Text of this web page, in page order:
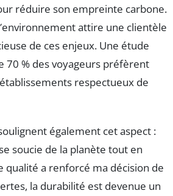
réduire son empreinte carbone.
attire une clientèle
de ces enjeux. Une étude
70 % des voyageurs préfèrent
respectueux de
également cet aspect :
soucie de la planète tout en
qualité a renforcé ma décision de
la durabilité est devenue un